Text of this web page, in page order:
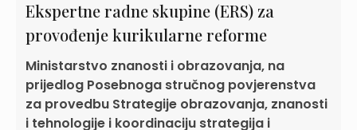
Ekspertne radne skupine (ERS) za
provođenje kurikularne reforme
Ministarstvo znanosti i obrazovanja, na
prijedlog Posebnoga stručnog povjerenstva
za provedbu Strategije obrazovanja, znanosti
i tehnologije i koordinaciju strategija i